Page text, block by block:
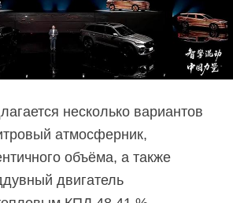
несколько вариантов
атмосферник,
объёма, а также
двигатель